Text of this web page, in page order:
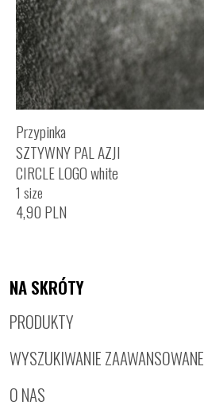
Przypinka
SZTYWNY PAL AZJI
CIRCLE LOGO white
1 size
4,90 PLN
NA SKRÓTY
PRODUKTY
WYSZUKIWANIE ZAAWANSOWANE
O NAS